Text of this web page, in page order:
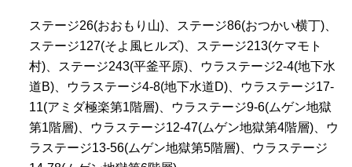
ステージ26(おおもり山)、ステージ86(おつかい横丁)、
ステージ127(そよ風ヒルズ)、ステージ213(ケマモト
村)、ステージ243(平釜平原)、ウラステージ2-4(地下水
道B)、ウラステージ4-8(地下水道D)、ウラステージ17-
11(アミダ極楽第1階層)、ウラステージ9-6(ムゲン地獄
第1階層)、ウラステージ12-47(ムゲン地獄第4階層)、ウ
ラステージ13-56(ムゲン地獄第5階層)、ウラステージ